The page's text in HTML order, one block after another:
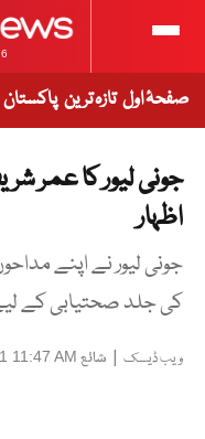
صفحۂ اول تازہ ترین پاکستان
جونی لیور کا عمر
اظہار
جونی لیور نے اپنے
کی جلد صحتیابی کے
ویب ڈیسک | شائع 11:47 AM